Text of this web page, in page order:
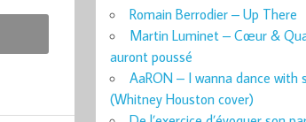
Romain Berrodier – Up There
Martin Luminet – Cœur &
auront poussé
AaRON – I wanna dance with
(Whitney Houston cover)